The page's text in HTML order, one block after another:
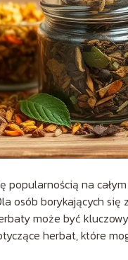
popularnością na
osób borykających
może być
herbat, które